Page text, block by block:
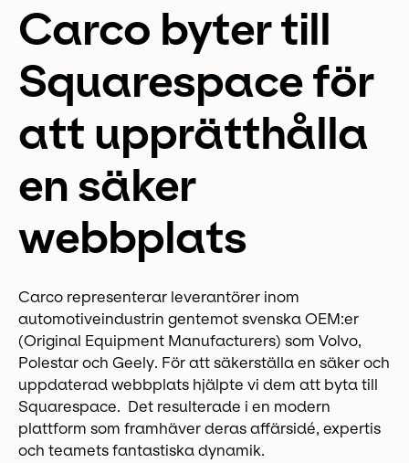
Carco byter till
Squarespace för
att upprätthålla
en säker
webbplats
Carco representerar leverantörer inom
automotiveindustrin gentemot svenska OEM:er
(Original Equipment Manufacturers) som Volvo,
Polestar och Geely. För att säkerställa en säker och
uppdaterad webbplats hjälpte vi dem att byta till
Squarespace. Det resulterade i en modern
plattform som framhäver deras affärsidé, expertis
och teamets fantastiska dynamik.